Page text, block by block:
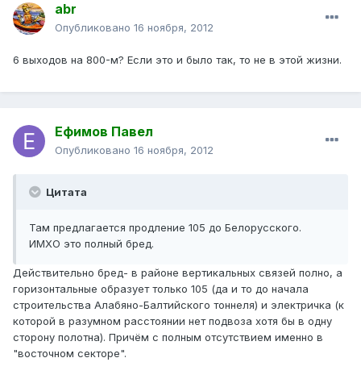
abr
Опубликовано 16 ноября, 2012
6 выходов на 800-м? Если это и было так, то не в этой жизни.
Ефимов Павел
Опубликовано 16 ноября, 2012
Цитата
Там предлагается продление 105 до Белорусского.
ИМХО это полный бред.
Действительно бред- в районе вертикальных связей полно, а
горизонтальные образует только 105 (да и то до начала
строительства Алабяно-Балтийского тоннеля) и электричка (к
которой в разумном расстоянии нет подвоза хотя бы в одну
сторону полотна). Причём с полным отсутствием именно в
"восточном секторе".